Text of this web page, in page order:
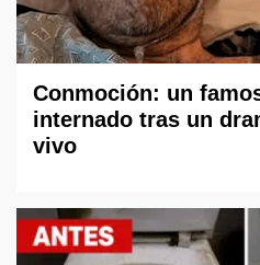
Conmoción: un
internado tras un
vivo